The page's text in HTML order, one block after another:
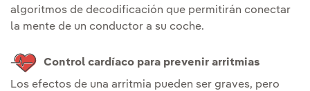
algoritmos de decodificación que permitirán conectar
la mente de un conductor a su coche.
Control cardíaco para prevenir arritmias
Los efectos de una arritmia pueden ser graves, pero